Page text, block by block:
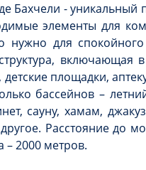
Бахчели - уникальный
элементы для
нужно для
включающая
детские площадки,
бассейнов –
сауну, хамам,
Расстояние до
– 2000 метров.